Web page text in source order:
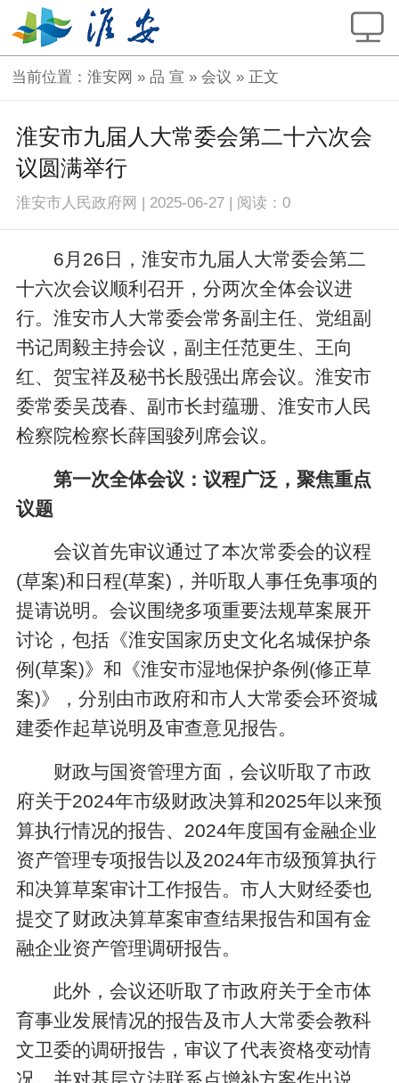
当前位置：淮安网 » 品 宣 »会议 » 正文
淮安市九届人大常委会第二十六次会
议圆满举行
淮安市人民政府网 | 2025-06-27 | 阅读：0
6月26日，淮安市九届人大常委会第二
十六次会议顺利召开，分两次全体会议进
行。淮安市人大常委会常务副主任、党组副
书记周毅主持会议，副主任范更生、王向
红、贺宝祥及秘书长殷强出席会议。淮安市
委常委吴茂春、副市长封蕴珊、淮安市人民
检察院检察长薛国骏列席会议。
第一次全体会议：议程广泛，聚焦重点
议题
会议首先审议通过了本次常委会的议程
(草案)和日程(草案)，并听取人事任免事项的
提请说明。会议围绕多项重要法规草案展开
讨论，包括《淮安国家历史文化名城保护条
例(草案)》和《淮安市湿地保护条例(修正草
案)》，分别由市政府和市人大常委会环资城
建委作起草说明及审查意见报告。
财政与国资管理方面，会议听取了市政
府关于2024年市级财政决算和2025年以来预
算执行情况的报告、2024年度国有金融企业
资产管理专项报告以及2024年市级预算执行
和决算草案审计工作报告。市人大财经委也
提交了财政决算草案审查结果报告和国有金
融企业资产管理调研报告。
此外，会议还听取了市政府关于全市体
育事业发展情况的报告及市人大常委会教科
文卫委的调研报告，审议了代表资格变动情